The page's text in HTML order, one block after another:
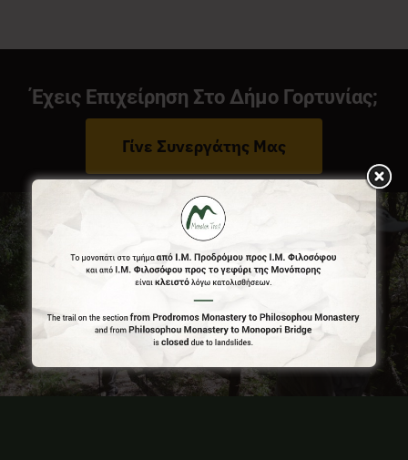
Νέα
Επικοινωνία
Έχεις Επιχείρηση Στο Δήμο Γορτυνίας;
Γίνε Συνεργάτης Μας